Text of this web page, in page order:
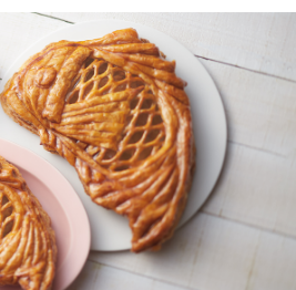
イ
を
別
ウ
イ
ン
ド
イ
シ
ョ
ッ
プ
イ
ト
を
別
ウ
イ
ン
ド
取